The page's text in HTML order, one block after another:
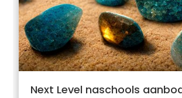
Next Level naschools